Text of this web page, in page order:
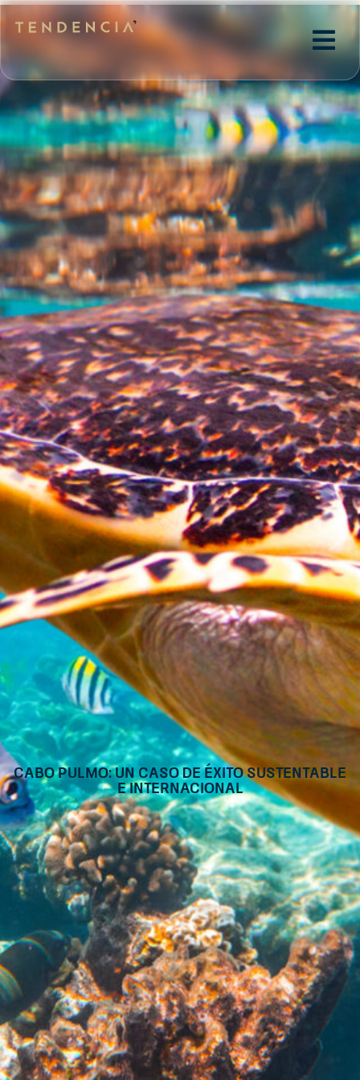
Cabo Pulmo: Un caso de éxito sustentable
e internacional